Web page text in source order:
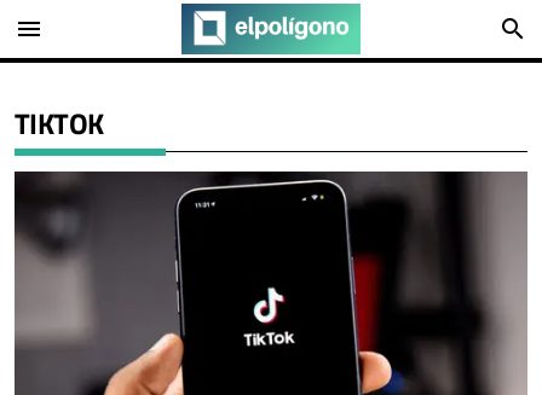
menu search
TIKTOK